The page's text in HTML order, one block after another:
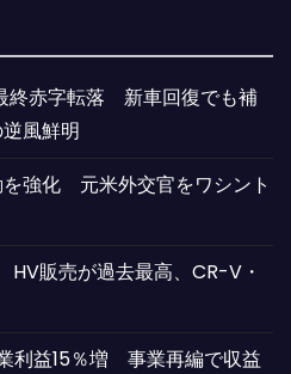
終赤字転落 新車回復でも補
風鮮明
強化 元米外交官をワシント
販売が過去最高、CR-V・
利益15％増 事業再編で収益